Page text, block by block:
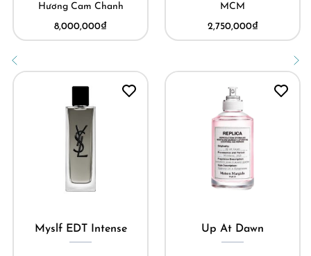
Hương Cam Chanh
8,000,000₫
Myslf EDT Intense
MCM
2,750,000₫
Up At Dawn